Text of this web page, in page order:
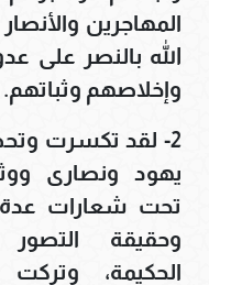
المهاجرين
الله بالنصر
وإخلاصهم وثباتهم.
2- لقد تكسرت
يهود ونصارى
تحت شعارات عدة
وحقيقة التصور
الحكيمة،